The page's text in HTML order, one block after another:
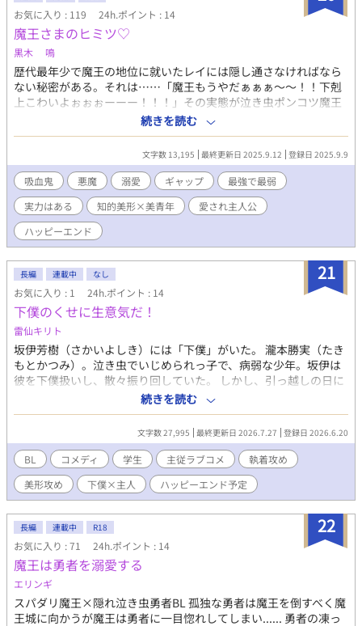
お気に入り : 119 24h.ポイント : 14
魔王さまのヒミツ♡
黒木 鳴
歴代最年少で魔王の地位に就いたレイには隠し通さなければなら
ない秘密がある。それは……「魔王もうやだぁぁぁ～～！！下剋
上こわいよぉぉぉーーー！！！」その実態が泣き虫ポンコツ魔王
だということ。バレれば即・下剋上を挑まれることは必至！なの
で先々代の魔王を父に持ち、悪魔公爵ジェラルドが膝を折ったと
いう２枚看板を武器にクールな魔王を演じている。だけどその実
力を疑う者たちも出てきて……？！果たしてレイの運命
は……？！溺愛腹黒系悪魔×初心な小悪魔系吸血鬼。お茶目なパ
パんも大活躍！！
続きを読む
文字数 13,195 最終更新日 2025.9.12 登録日 2025.9.9
吸血鬼 悪魔 溺愛 ギャップ
最強で最弱
実力はある
知的美形×美青年
愛され主人公
ハッピーエンド
21
長編 連載中 なし
お気に入り : 1 24h.ポイント : 14
下僕のくせに生意気だ！
雷仙キリト
坂伊芳樹（さかいよしき）には「下僕」がいた。 瀧本勝実（たき
もとかつみ）。泣き虫でいじめられっ子で、病弱な少年。坂伊は
彼を下僕扱いし、散々振り回していた。 しかし、引っ越しの日に
驚くべき出来事が起きた。瀧本から告白されたのだ。告白された
ことに気が付かなかった坂伊は意図せず瀧本を振ってしまい、以
来二人は疎遠になってしまった。 それから数年が経った。 突然送
られてきた一通のメッセージによって、坂伊は瀧本のことを思い
出す。 『春からそっちの高校に通うことになったからよろしく
ね』 待ち合わせ場所に現れたのは、「もやし」と呼ばれていた面
影は一切ない、超ド級のイケメンだった。 しかも瀧本は、今でも
坂伊のことが好きだと言う。 規格外な方法で距離を詰めてくる瀧
本。 逃げる坂伊。 瀧本の態度を怪しむ、友人（下僕2号）の早
瀬。 坂伊は無事、平穏な「主従」ライフを送ることができるのか
_____ ◻️カップリング 瀧本×坂伊 （早瀬→坂伊への矢印もかなり
強いですが、あくまで友情です） ◻️注意事項 ・基本コメディです
が、時々シリアスが挟まるかもしれません。 ・ストーリーの都合
上、いじめ、暴力の描写が挟まる可能性があります。 ・不定期更
新です。 ◻️登場人物 ・坂伊芳樹（さかい よしき） 高校2年。傍
続きを読む
文字数 27,995 最終更新日 2026.7.27 登録日 2026.6.20
BL コメディ 学生 主従ラブコメ
執着攻め
美形攻め
下僕×主人 ハッピーエンド予定
22
長編 連載中 R18
お気に入り : 71 24h.ポイント : 14
魔王は勇者を溺愛する
エリンギ
スパダリ魔王×隠れ泣き虫勇者BL 孤独な勇者は魔王を倒すべく魔
王城に向かうが魔王は勇者に一目惚れしてしまい...... 勇者の凍っ